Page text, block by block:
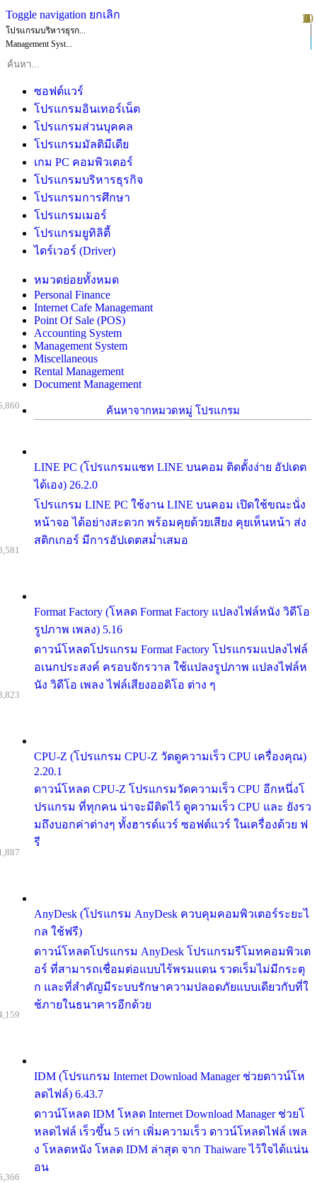
Toggle navigation ยกเลิก
โปรแกรมบริหารธุรก...
Management Syst...
ซอฟต์แวร์
โปรแกรมอินเทอร์เน็ต
โปรแกรมส่วนบุคคล
โปรแกรมมัลติมีเดีย
เกม PC คอมพิวเตอร์
โปรแกรมบริหารธุรกิจ
โปรแกรมการศึกษา
โปรแกรมเมอร์
โปรแกรมยูทิลิตี้
ไดร์เวอร์ (Driver)
หมวดย่อยทั้งหมด
Personal Finance
Internet Cafe Managemant
Point Of Sale (POS)
Accounting System
Management System
Miscellaneous
Rental Management
Document Management
ค้นหาจากหมวดหมู่ โปรแกรม
LINE PC (โปรแกรมแชท LINE บนคอม ติดตั้งง่าย อัปเดต
ได้เอง) 26.2.0
โปรแกรม LINE PC ใช้งาน LINE บนคอม เปิดใช้ขณะนั่ง
หน้าจอ ได้อย่างสะดวก พร้อมคุยด้วยเสียง คุยเห็นหน้า ส่ง
สติกเกอร์ มีการอัปเดตสม่ำเสมอ
Format Factory (โหลด Format Factory แปลงไฟล์หนัง วิดีโอ
รูปภาพ เพลง) 5.16
ดาวน์โหลดโปรแกรม Format Factory โปรแกรมแปลงไฟล์
อเนกประสงค์ ครอบจักรวาล ใช้แปลงรูปภาพ แปลงไฟล์ห
นัง วิดีโอ เพลง ไฟล์เสียงออดิโอ ต่าง ๆ
CPU-Z (โปรแกรม CPU-Z วัดดูความเร็ว CPU เครื่องคุณ)
2.20.1
ดาวน์โหลด CPU-Z โปรแกรมวัดความเร็ว CPU อีกหนึ่งโ
ปรแกรม ที่ทุกคน น่าจะมีติดไว้ ดูความเร็ว CPU และ ยังรว
มถึงบอกค่าต่างๆ ทั้งฮารด์แวร์ ซอฟต์แวร์ ในเครื่องด้วย ฟ
รี
AnyDesk (โปรแกรม AnyDesk ควบคุมคอมพิวเตอร์ระยะไ
กล ใช้ฟรี)
ดาวน์โหลดโปรแกรม AnyDesk โปรแกรมรีโมทคอมพิวเต
อร์ ที่สามารถเชื่อมต่อแบบไร้พรมแดน รวดเร็มไม่มีกระตุ
ก และที่สำคัญมีระบบรักษาความปลอดภัยแบบเดียวกับที่ใ
ช้ภายในธนาคารอีกด้วย
IDM (โปรแกรม Internet Download Manager ช่วยดาวน์โห
ลดไฟล์) 6.43.7
ดาวน์โหลด IDM โหลด Internet Download Manager ช่วยโ
หลดไฟล์ เร็วขึ้น 5 เท่า เพิ่มความเร็ว ดาวน์โหลดไฟล์ เพล
ง โหลดหนัง โหลด IDM ล่าสุด จาก Thaiware ไว้ใจได้แน่น
อน
1
2
3
4
5
6
7
8
9
10